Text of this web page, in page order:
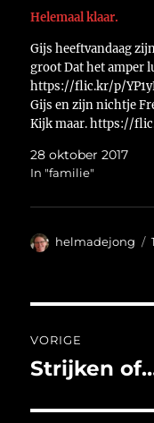
Helemaal klaar.
Gijs heeftvandaag
groot Dat het amper
https://flic.kr/p/
Gijs en zijn nichtje
Kijk maar. https://
28 oktober 2017
In "familie"
Auteur
helmadejong
navigatie
VORIGE
Vorig
Strijken